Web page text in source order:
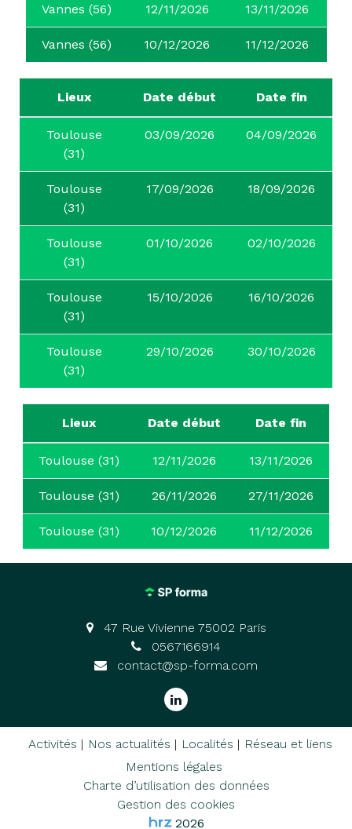
Vannes (56) 12/11/2026 13/11/2026
Vannes (56) 10/12/2026 11/12/2026
Lieux Date début Date fin
Toulouse
(31)
03/09/2026 04/09/2026
Toulouse
(31)
17/09/2026 18/09/2026
Toulouse
(31)
01/10/2026 02/10/2026
Toulouse
(31)
15/10/2026 16/10/2026
Toulouse
(31)
29/10/2026 30/10/2026
Lieux Date début Date fin
Toulouse (31) 12/11/2026 13/11/2026
Toulouse (31) 26/11/2026 27/11/2026
Toulouse (31) 10/12/2026 11/12/2026
47 Rue Vivienne 75002 Paris
0567166914
contact@sp-forma.com
Activités Nos actualités Localités
Réseau et liens
Mentions légales
Charte d’utilisation des données
Gestion des cookies
2026